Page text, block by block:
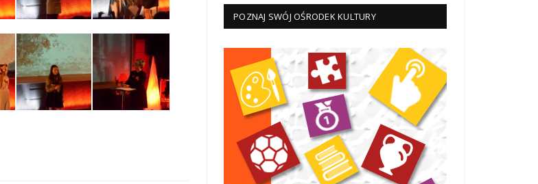
POZNAJ SWÓJ OŚRODEK KULTURY